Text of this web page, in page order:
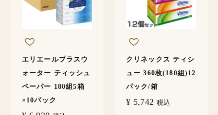
エリエールプラスウ
ォーター ティッシュ
ペーパー 180組5箱
×10パック
クリネックス ティシ
ュー 360枚(180組)12
パック/箱
¥ 5,742 税込